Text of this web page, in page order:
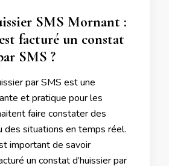
SMS Mornant :
facturé un constat
SMS ?
par SMS est une
et pratique pour les
faire constater des
des situations en temps réel.
important de savoir
un constat d’huissier par